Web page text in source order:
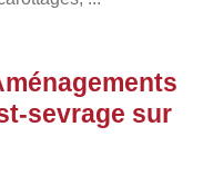
sevrage sur